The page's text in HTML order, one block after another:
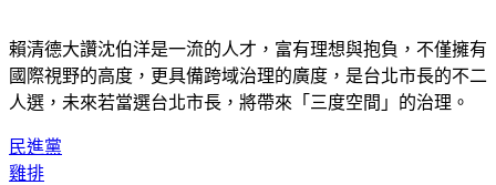
賴清德大讚沈伯洋是一流的人才，富有理想與抱負，不僅擁有
國際視野的高度，更具備跨域治理的廣度，是台北市長的不二
人選，未來若當選台北市長，將帶來「三度空間」的治理。
民進黨
雞排